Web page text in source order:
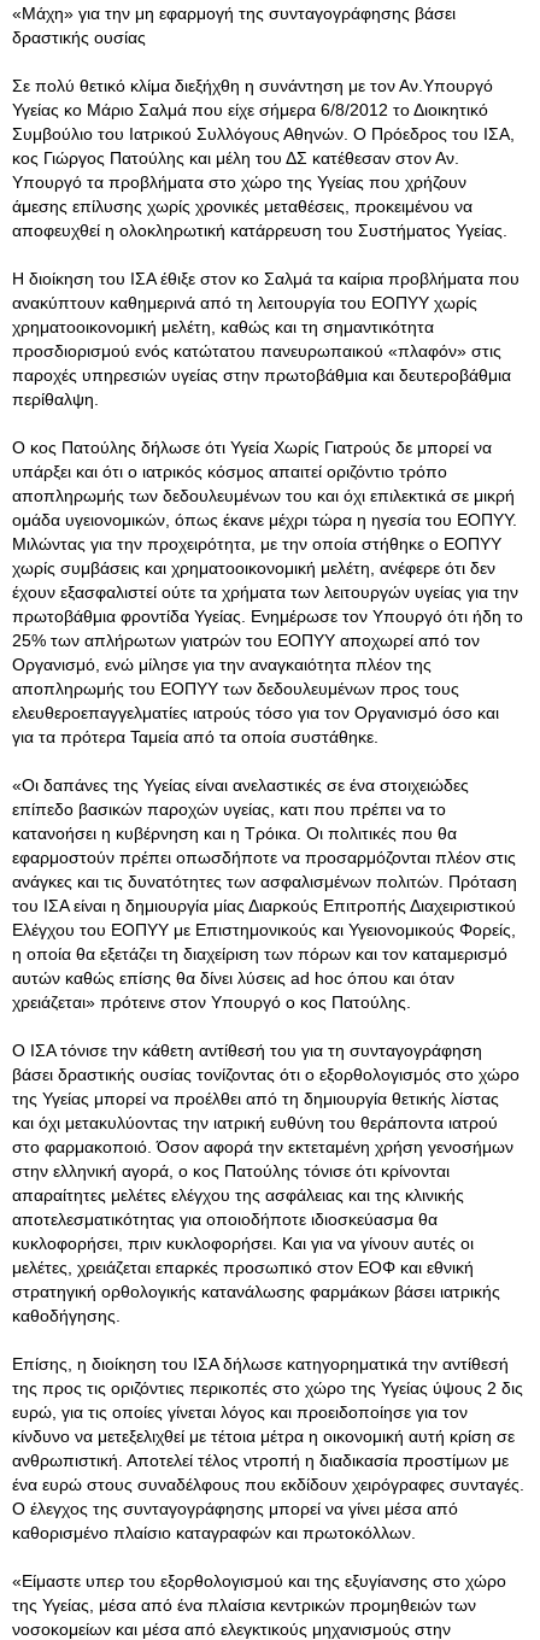
«Μάχη» για την μη εφαρμογή της συνταγογράφησης βάσει
δραστικής ουσίας
Σε πολύ θετικό κλίμα διεξήχθη η συνάντηση με τον Αν.Υπουργό
Υγείας κο Μάριο Σαλμά που είχε σήμερα 6/8/2012 το Διοικητικό
Συμβούλιο του Ιατρικού Συλλόγους Αθηνών. Ο Πρόεδρος του ΙΣΑ,
κος Γιώργος Πατούλης και μέλη του ΔΣ κατέθεσαν στον Αν.
Υπουργό τα προβλήματα στο χώρο της Υγείας που χρήζουν
άμεσης επίλυσης χωρίς χρονικές μεταθέσεις, προκειμένου να
αποφευχθεί η ολοκληρωτική κατάρρευση του Συστήματος Υγείας.
Η διοίκηση του ΙΣΑ έθιξε στον κο Σαλμά τα καίρια προβλήματα που
ανακύπτουν καθημερινά από τη λειτουργία του ΕΟΠΥΥ χωρίς
χρηματοοικονομική μελέτη, καθώς και τη σημαντικότητα
προσδιορισμού ενός κατώτατου πανευρωπαικού «πλαφόν» στις
παροχές υπηρεσιών υγείας στην πρωτοβάθμια και δευτεροβάθμια
περίθαλψη.
Ο κος Πατούλης δήλωσε ότι Υγεία Χωρίς Γιατρούς δε μπορεί να
υπάρξει και ότι ο ιατρικός κόσμος απαιτεί οριζόντιο τρόπο
αποπληρωμής των δεδουλευμένων του και όχι επιλεκτικά σε μικρή
ομάδα υγειονομικών, όπως έκανε μέχρι τώρα η ηγεσία του ΕΟΠΥΥ.
Μιλώντας για την προχειρότητα, με την οποία στήθηκε ο ΕΟΠΥΥ
χωρίς συμβάσεις και χρηματοοικονομική μελέτη, ανέφερε ότι δεν
έχουν εξασφαλιστεί ούτε τα χρήματα των λειτουργών υγείας για την
πρωτοβάθμια φροντίδα Υγείας. Ενημέρωσε τον Υπουργό ότι ήδη το
25% των απλήρωτων γιατρών του ΕΟΠΥΥ αποχωρεί από τον
Οργανισμό, ενώ μίλησε για την αναγκαιότητα πλέον της
αποπληρωμής του ΕΟΠΥΥ των δεδουλευμένων προς τους
ελευθεροεπαγγελματίες ιατρούς τόσο για τον Οργανισμό όσο και
για τα πρότερα Ταμεία από τα οποία συστάθηκε.
«Οι δαπάνες της Υγείας είναι ανελαστικές σε ένα στοιχειώδες
επίπεδο βασικών παροχών υγείας, κατι που πρέπει να το
κατανοήσει η κυβέρνηση και η Τρόικα. Οι πολιτικές που θα
εφαρμοστούν πρέπει οπωσδήποτε να προσαρμόζονται πλέον στις
ανάγκες και τις δυνατότητες των ασφαλισμένων πολιτών. Πρόταση
του ΙΣΑ είναι η δημιουργία μίας Διαρκούς Επιτροπής Διαχειριστικού
Ελέγχου του ΕΟΠΥΥ με Επιστημονικούς και Υγειονομικούς Φορείς,
η οποία θα εξετάζει τη διαχείριση των πόρων και τον καταμερισμό
αυτών καθώς επίσης θα δίνει λύσεις ad hoc όπου και όταν
χρειάζεται» πρότεινε στον Υπουργό ο κος Πατούλης.
Ο ΙΣΑ τόνισε την κάθετη αντίθεσή του για τη συνταγογράφηση
βάσει δραστικής ουσίας τονίζοντας ότι ο εξορθολογισμός στο χώρο
της Υγείας μπορεί να προέλθει από τη δημιουργία θετικής λίστας
και όχι μετακυλύοντας την ιατρική ευθύνη του θεράποντα ιατρού
στο φαρμακοποιό. Όσον αφορά την εκτεταμένη χρήση γενοσήμων
στην ελληνική αγορά, ο κος Πατούλης τόνισε ότι κρίνονται
απαραίτητες μελέτες ελέγχου της ασφάλειας και της κλινικής
αποτελεσματικότητας για οποιοδήποτε ιδιοσκεύασμα θα
κυκλοφορήσει, πριν κυκλοφορήσει. Και για να γίνουν αυτές οι
μελέτες, χρειάζεται επαρκές προσωπικό στον ΕΟΦ και εθνική
στρατηγική ορθολογικής κατανάλωσης φαρμάκων βάσει ιατρικής
καθοδήγησης.
Επίσης, η διοίκηση του ΙΣΑ δήλωσε κατηγορηματικά την αντίθεσή
της προς τις οριζόντιες περικοπές στο χώρο της Υγείας ύψους 2 δις
ευρώ, για τις οποίες γίνεται λόγος και προειδοποίησε για τον
κίνδυνο να μετεξελιχθεί με τέτοια μέτρα η οικονομική αυτή κρίση σε
ανθρωπιστική. Αποτελεί τέλος ντροπή η διαδικασία προστίμων με
ένα ευρώ στους συναδέλφους που εκδίδουν χειρόγραφες συνταγές.
Ο έλεγχος της συνταγογράφησης μπορεί να γίνει μέσα από
καθορισμένο πλαίσιο καταγραφών και πρωτοκόλλων.
«Είμαστε υπερ του εξορθολογισμού και της εξυγίανσης στο χώρο
της Υγείας, μέσα από ένα πλαίσια κεντρικών προμηθειών των
νοσοκομείων και μέσα από ελεγκτικούς μηχανισμούς στην